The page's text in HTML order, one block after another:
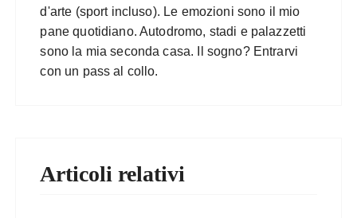
d'arte (sport incluso). Le emozioni sono il mio
pane quotidiano. Autodromo, stadi e palazzetti
sono la mia seconda casa. Il sogno? Entrarvi
con un pass al collo.
Articoli relativi